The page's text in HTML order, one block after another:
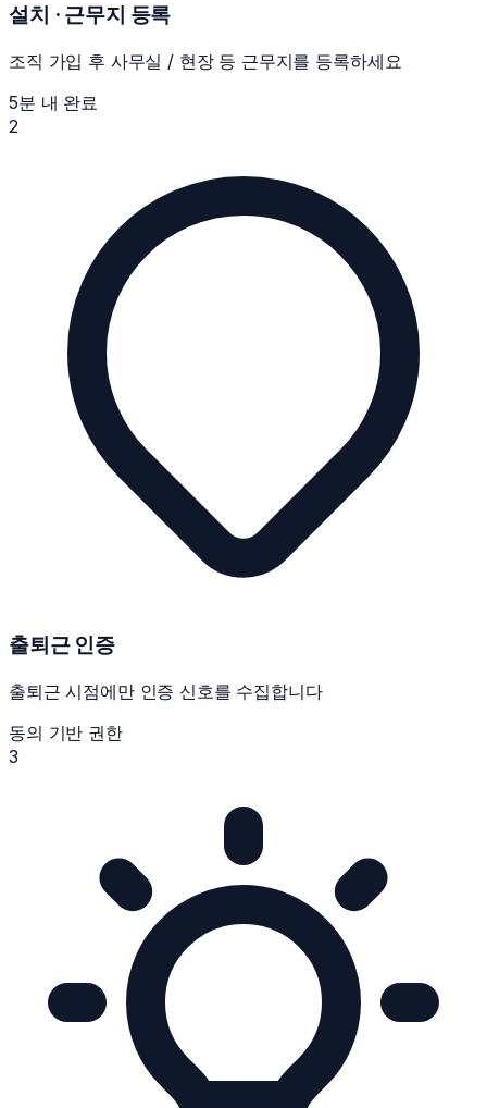
설치 · 근무지 등록
조직 가입 후 사무실 / 현장 등 근무지를 등록하세요
5분 내 완료
2
출퇴근 인증
출퇴근 시점에만 인증 신호를 수집합니다
동의 기반 권한
3